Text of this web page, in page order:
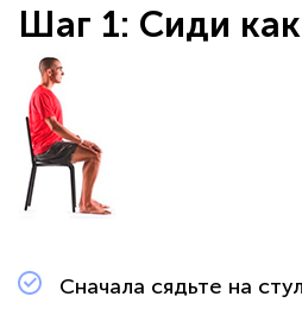
Шаг 1: Сиди
Сначала сядьте на